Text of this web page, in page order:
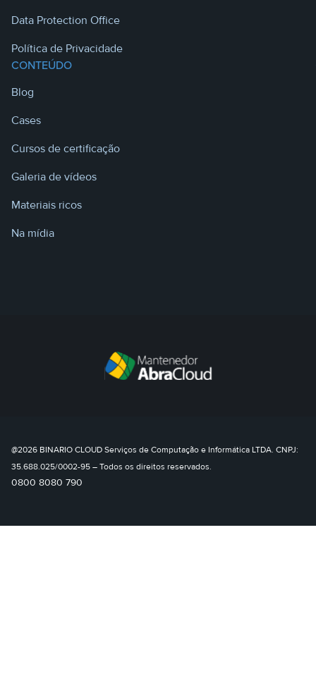
Data Protection Office
Política de Privacidade
CONTEÚDO
Blog
Cases
Cursos de certificação
Galeria de vídeos
Materiais ricos
Na mídia
@2026 BINARIO CLOUD Serviços de Computação e Informática LTDA. CNPJ:
35.688.025/0002-95 – Todos os direitos reservados.
0800 8080 790